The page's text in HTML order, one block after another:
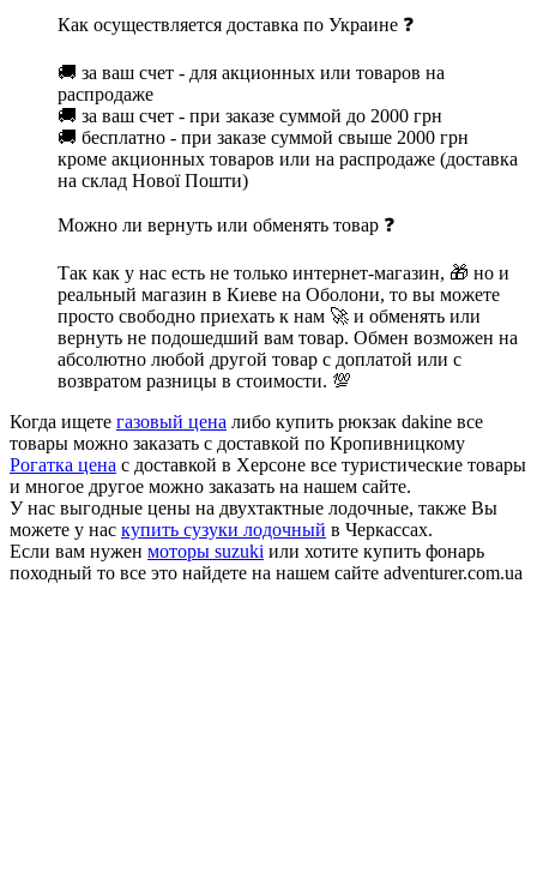
Как осуществляется доставка по Украине ❓
🚚 за ваш счет - для акционных или товаров на
распродаже
🚚 за ваш счет - при заказе суммой до 2000 грн
🚚 бесплатно - при заказе суммой свыше 2000 грн
кроме акционных товаров или на распродаже (доставка
на склад Нової Пошти)
Можно ли вернуть или обменять товар ❓
Так как у нас есть не только интернет-магазин, 🎁 но и
реальный магазин в Киеве на Оболони, то вы можете
просто свободно приехать к нам 🚀 и обменять или
вернуть не подошедший вам товар. Обмен возможен на
абсолютно любой другой товар с доплатой или с
возвратом разницы в стоимости. 💯
Когда ищете газовый цена либо купить рюкзак dakine все
товары можно заказать с доставкой по Кропивницкому
Рогатка цена с доставкой в Херсоне все туристические товары
и многое другое можно заказать на нашем сайте.
У нас выгодные цены на двухтактные лодочные, также Вы
можете у нас купить сузуки лодочный в Черкассах.
Если вам нужен моторы suzuki или хотите купить фонарь
походный то все это найдете на нашем сайте adventurer.com.ua